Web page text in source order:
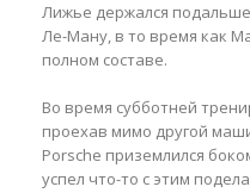
Лижье держался подальше
Ле-Ману, в то время как
полном составе.
Во время субботней
проехав мимо другой
Porsche приземлился
успел что-то с этим